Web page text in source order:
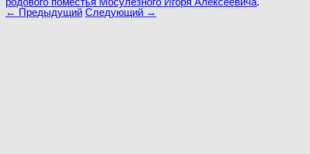
← Предыдущий Следующий →